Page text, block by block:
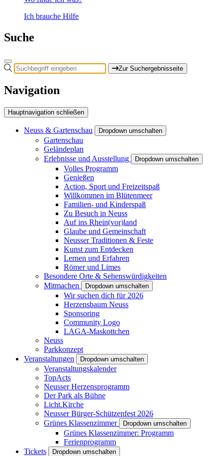
Ich brauche Hilfe
Suche
Zur Suchergebnisseite
Navigation
Hauptnavigation schließen
Neuss & Gartenschau Dropdown umschalten
Gartenschau
Geländeplan
Erlebnisse und Ausstellung
Dropdown umschalten
Volles Programm
Genießen
Action, Sport und Freizeitspaß
Willkommen im Blütenmeer
Familien- und Kinderspaß
Zu Besuch in Neuss
Auf ins Rhein(vor)land
Glaube und Gemeinschaft
Neusser Traditionen & Feste
Kunst zum Entdecken
Lernen und Erfahren
Römer und Limes
Besondere Orte & Sehenswürdigkeiten
Mitmachen
Dropdown umschalten
Wir suchen dich für 2026
Herzensbaum Neuss
Sponsoring
Community Logo
LAGA-Maskottchen
Neuss
Parkkonzept
Veranstaltungen
Dropdown umschalten
Veranstaltungskalender
TopActs
Neusser Herzensprogramm
Der Park als Bühne
Licht.Kirche
Neusser Bürger-Schützenfest 2026
Grünes Klassenzimmer
Dropdown umschalten
Grünes Klassenzimmer: Programm
Ferienprogramm
Tickets
Dropdown umschalten